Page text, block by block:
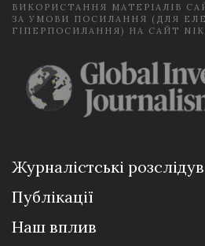
ВИКОРИСТАННЯ МАТЕРІАЛІВ
ЗА УМОВИ ПОСИЛАННЯ (ДЛЯ
ГІПЕРПОСИЛАННЯ) НА САЙТ
Журналістські
Публікації
Наш вплив